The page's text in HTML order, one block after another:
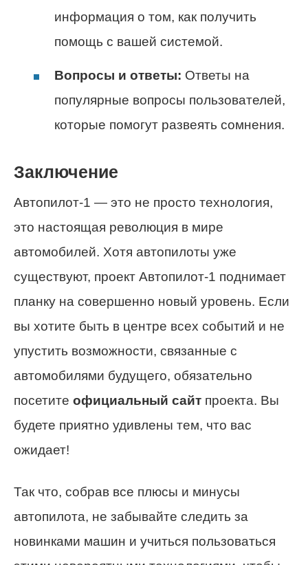
информация о том, как получить
помощь с вашей системой.
Вопросы и ответы: Ответы на
популярные вопросы пользователей,
которые помогут развеять сомнения.
Заключение
Автопилот-1 — это не просто технология,
это настоящая революция в мире
автомобилей. Хотя автопилоты уже
существуют, проект Автопилот-1 поднимает
планку на совершенно новый уровень. Если
вы хотите быть в центре всех событий и не
упустить возможности, связанные с
автомобилями будущего, обязательно
посетите официальный сайт проекта. Вы
будете приятно удивлены тем, что вас
ожидает!
Так что, собрав все плюсы и минусы
автопилота, не забывайте следить за
новинками машин и учиться пользоваться